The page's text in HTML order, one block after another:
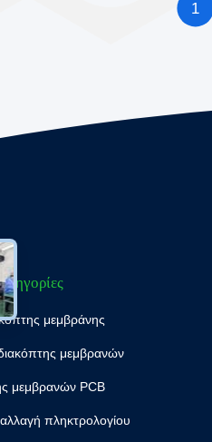
1
μεμβράνης
μεμβρανών
μεμβρανών PCB
πληκτρολογίου